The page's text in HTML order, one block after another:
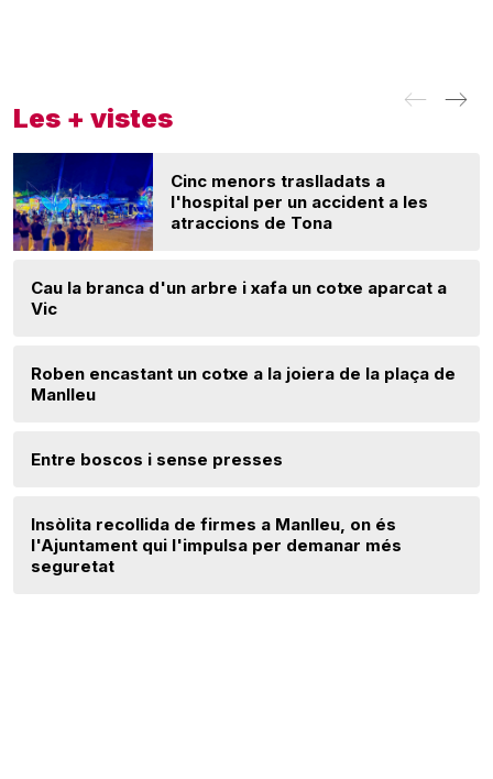
Les + vistes
Cinc menors traslladats a
l'hospital per un accident a les
atraccions de Tona
Cau la branca d'un arbre i xafa un cotxe aparcat a
Vic
Roben encastant un cotxe a la joiera de la plaça de
Manlleu
Entre boscos i sense presses
Insòlita recollida de firmes a Manlleu, on és
l'Ajuntament qui l'impulsa per demanar més
seguretat